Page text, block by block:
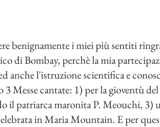
benignamente i miei più sentiti
di Bombay, perchè la mia
anche l'istruzione scientifica e
3 Messe cantate: 1) per la gioventù
il patriarca maronita P. Meouchi, 3)
in Maria Mountain. E per